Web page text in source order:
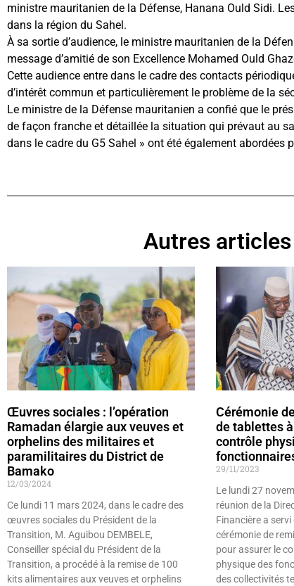
ministre mauritanien de la Défense, Hanana Ould Sidi.
dans la région du Sahel.
À sa sortie d’audience, le ministre mauritanien de la
message d’amitié de son Excellence Mohamed Ould
Cette audience entre dans le cadre des contacts
d’intérêt commun et particulièrement le problème de la
Le ministre de la Défense mauritanien a confié que le
de façon franche et détaillée la situation qui prévaut au
dans le cadre du G5 Sahel » ont été également abordées
Autres
Œuvres sociales : l’opération
Ramadan élargie aux veuves et
orphelins des militaires et
paramilitaires du District de
Bamako
12/03/2024
Ce lundi 11 mars 2024, dans le cadre des
œuvres sociales du Président de la
Transition, M. Aguibou DEMBELE,
Conseiller spécial du Président de la
Transition, a procédé à la remise de 100
kits alimentaires aux veuves et orphelins
Cérémonie
de tablettes
contrôle
29/11/2023
Le lundi 27
réunion de la
Financière a
cérémonie de
pour assurer le
physique des
des collectivités